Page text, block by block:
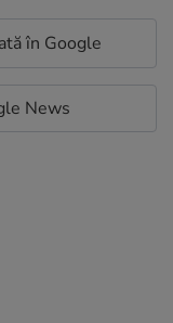
în Google
News